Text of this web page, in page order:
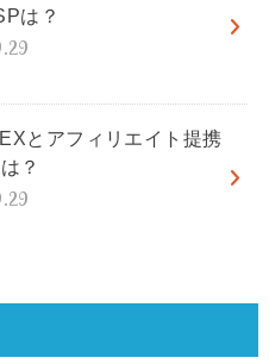
は？
とアフィリエイト提携
？